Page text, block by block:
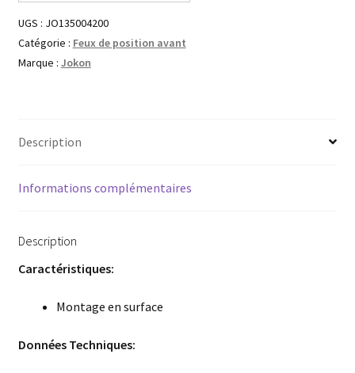
UGS : JO135004200
Catégorie : Feux de position avant
Marque : Jokon
Description
Informations complémentaires
Description
Caractéristiques:
Montage en surface
Données Techniques: